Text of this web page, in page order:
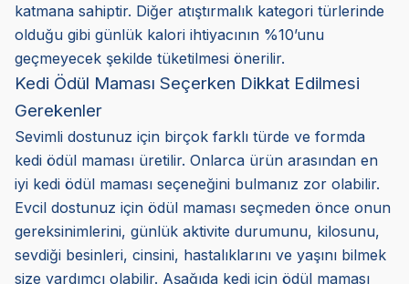
katmana sahiptir. Diğer atıştırmalık kategori türlerinde
olduğu gibi günlük kalori ihtiyacının %10’unu
geçmeyecek şekilde tüketilmesi önerilir.
Kedi Ödül Maması Seçerken Dikkat Edilmesi
Gerekenler
Sevimli dostunuz için birçok farklı türde ve formda
kedi ödül maması üretilir. Onlarca ürün arasından en
iyi kedi ödül maması seçeneğini bulmanız zor olabilir.
Evcil dostunuz için ödül maması seçmeden önce onun
gereksinimlerini, günlük aktivite durumunu, kilosunu,
sevdiği besinleri, cinsini, hastalıklarını ve yaşını bilmek
size yardımcı olabilir. Aşağıda kedi için ödül maması